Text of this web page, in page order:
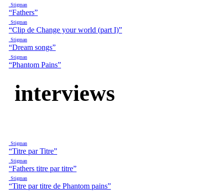
Stigman
“Fathers”
Stigman
“Clip de Change your world (part I)”
Stigman
“Dream songs”
Stigman
“Phantom Pains”
interviews
Stigman
“Titre par Titre”
Stigman
“Fathers titre par titre”
Stigman
“Titre par titre de Phantom pains”